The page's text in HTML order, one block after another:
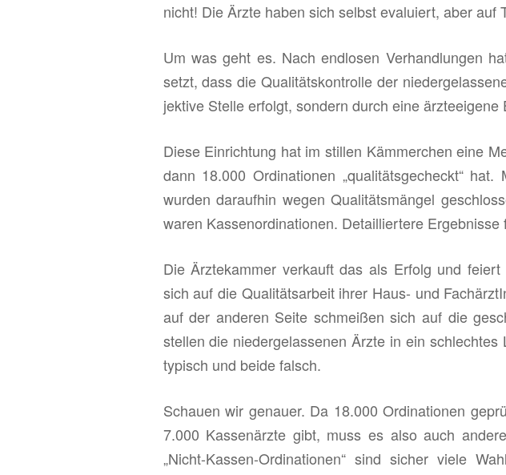
nicht! Die Ärzte haben sich selbst eva­lu­iert, aber auf
Um was geht es. Nach end­lo­sen Ver­hand­lun­gen
setzt, dass die Qua­li­täts­kon­trol­le der
jek­ti­ve Stel­le er­folgt, son­dern durch eine
Diese Ein­rich­tung hat im stil­len Käm­mer­chen eine
dann 18.000 Or­di­na­tio­nen „qua­li­täts­ge­checkt“
wur­den dar­auf­hin wegen Qua­li­täts­män­gel
waren Kas­sen­or­di­na­tio­nen. De­tail­lier­te­re Er­geb­nis­se
Die Ärz­te­kam­mer ver­kauft das als Er­folg und fei­ert
sich auf die Qua­li­täts­ar­beit ihrer Haus- und
auf der an­de­ren Seite schmei­ßen sich auf die
stel­len die nie­der­ge­las­se­nen Ärzte in ein
ty­pisch und beide falsch.
Schau­en wir ge­nau­er. Da 18.000 Or­di­na­tio­nen
7.000 Kas­sen­ärz­te gibt, muss es also auch
„Nicht-Kas­sen-Or­di­na­tio­nen“ sind si­cher viele